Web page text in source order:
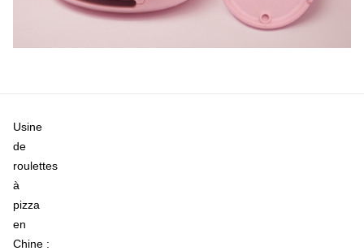
Usine
de
roulettes
à
pizza
en
Chine :